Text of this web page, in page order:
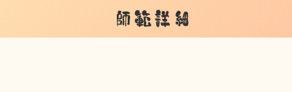
師範詳細